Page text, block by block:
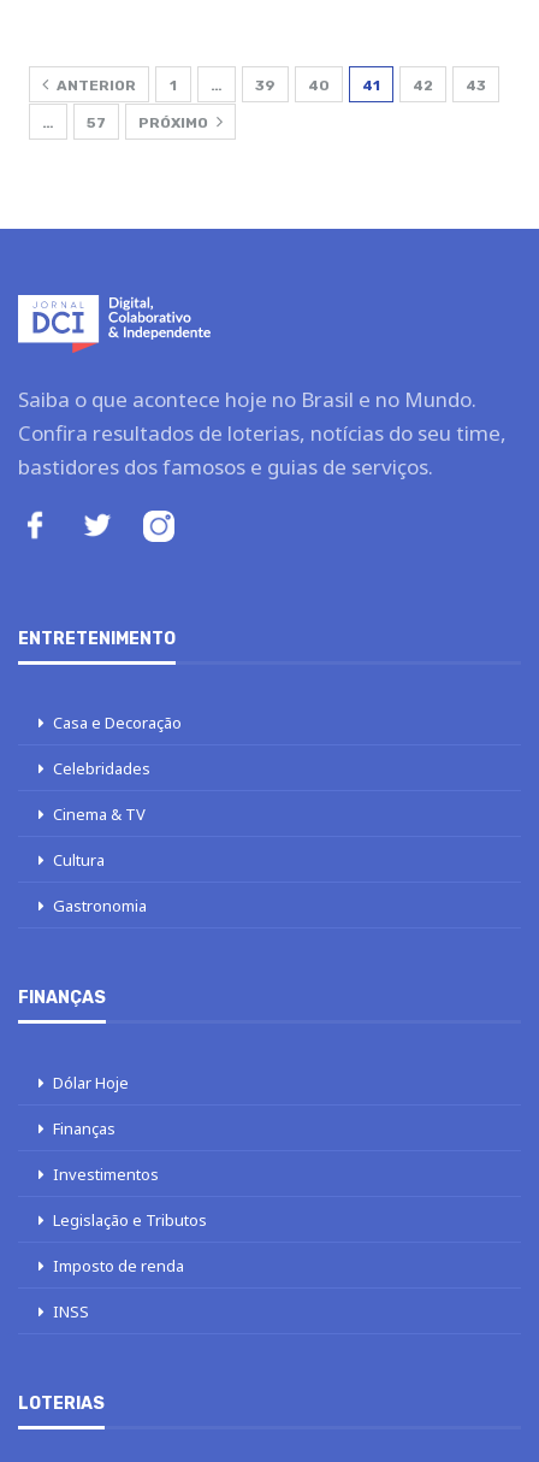
ANTERIOR 1 … 39 40 41 42 43
… 57 PRÓXIMO
Saiba o que acontece hoje no Brasil e no Mundo.
Confira resultados de loterias, notícias do seu time,
bastidores dos famosos e guias de serviços.
ENTRETENIMENTO
Casa e Decoração
Celebridades
Cinema & TV
Cultura
Gastronomia
FINANÇAS
Dólar Hoje
Finanças
Investimentos
Legislação e Tributos
Imposto de renda
INSS
LOTERIAS